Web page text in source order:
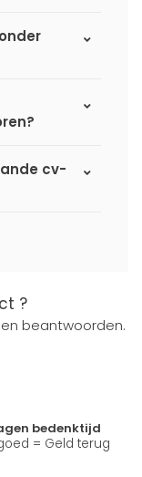
cv-
?
beantwoorden.
bedenktijd
= Geld terug